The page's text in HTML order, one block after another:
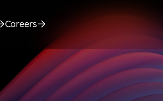
Careers